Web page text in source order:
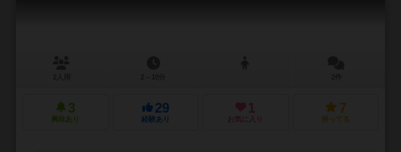
3
興味あり
29
経験あり
1
お気に入り
7
持ってる